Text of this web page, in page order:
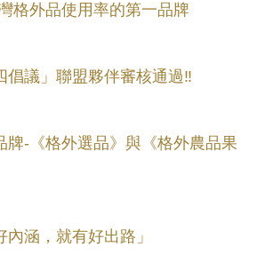
格外品使用率的第一品牌
倡議」聯盟夥伴審核通過‼️
牌-《格外選品》與《格外農品果
涵，就有好出路」